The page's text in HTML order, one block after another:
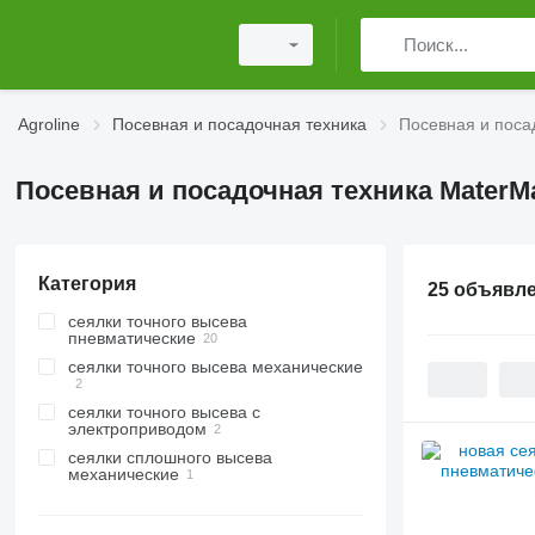
Agroline Посевная и посадочная техника Посевная и
Посевная и посадочная техника
Категория
сеялки точного высева
пневматические
сеялки точного высева механические
сеялки точного высева с
электроприводом
сеялки сплошного высева
механические
25